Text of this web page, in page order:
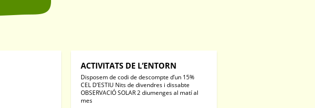
ACTIVITATS DE L’ENTORN
Disposem de codi de descompte d’un 15%
CEL D’ESTIU Nits de divendres i dissabte
OBSERVACIÓ SOLAR 2 diumenges al matí al
mes